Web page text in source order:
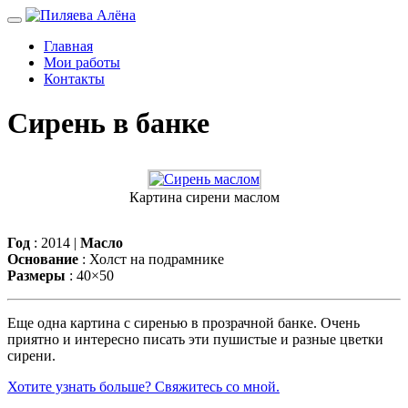
Главная
Мои работы
Контакты
Сирень в банке
Картина сирени маслом
Год : 2014 | Масло
Основание : Холст на подрамнике
Размеры : 40×50
Еще одна картина с сиренью в прозрачной банке. Очень
приятно и интересно писать эти пушистые и разные цветки
сирени.
Хотите узнать больше? Свяжитесь со мной.